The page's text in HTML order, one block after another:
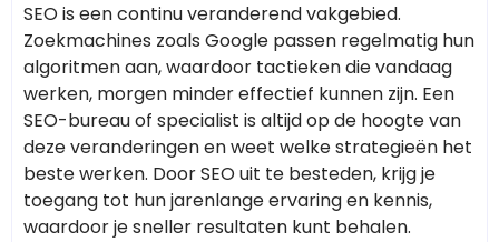
SEO is een continu veranderend vakgebied.
Zoekmachines zoals Google passen regelmatig hun
algoritmen aan, waardoor tactieken die vandaag
werken, morgen minder effectief kunnen zijn. Een
SEO-bureau of specialist is altijd op de hoogte van
deze veranderingen en weet welke strategieën het
beste werken. Door SEO uit te besteden, krijg je
toegang tot hun jarenlange ervaring en kennis,
waardoor je sneller resultaten kunt behalen.